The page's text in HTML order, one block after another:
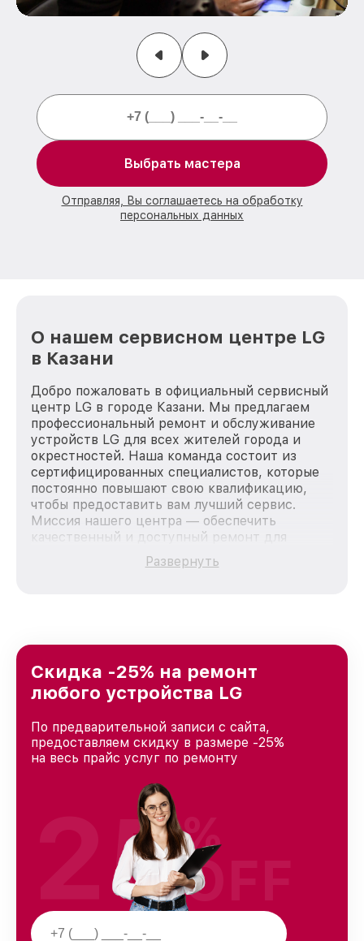
Выбрать мастера
Отправляя, Вы соглашаетесь на обработку
персональных данных
О нашем сервисном центре LG
в Казани
Добро пожаловать в официальный сервисный
центр LG в городе Казани. Мы предлагаем
профессиональный ремонт и обслуживание
устройств LG для всех жителей города и
окрестностей. Наша команда состоит из
сертифицированных специалистов, которые
постоянно повышают свою квалификацию,
чтобы предоставить вам лучший сервис.
Миссия нашего центра — обеспечить
качественный и доступный ремонт для
каждого пользователя продукции LG, вне
зависимости от сложности поломки. Мы
и лояльности наших клиентов.
Развернуть
Скидка -25% на ремонт
любого устройства LG
По предварительной записи с сайта,
предоставляем скидку в размере -25%
на весь прайс услуг по ремонту
25%
OFF